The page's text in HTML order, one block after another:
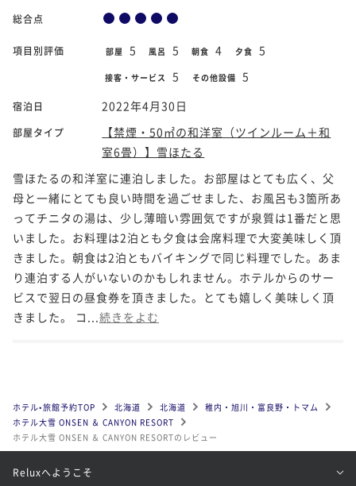
総合点
項目別評価 部屋 5 風呂 5 朝食 4 夕食 5
接客・サービス 5 その他設備 5
宿泊日 2022年4月30日
部屋タイプ
【禁煙・50㎡の和洋室（ツインルーム＋和
室6畳）】雪ほたる
雪ほたるの和洋室に連泊しました。お部屋はとても広く、父
母と一緒にとても良い時間を過ごせました、お風呂も3箇所あ
ってチニタの湯は、少し薄暗い雰囲気ですが泉質は1番だと思
いました。お料理は2泊とも夕食は会席料理で大変美味しく頂
きました。朝食は2泊ともバイキングで同じ料理でした。あま
り連泊する人がいないのかもしれません。ホテルからのサー
ビスで翌日の昼食券を頂きました。とても嬉しく美味しく頂
きました。 コ... 続きをよむ
ホテル•旅館予約TOP 北海道 北海道
稚内・旭川・富良野・トマム
ホテル大雪 ONSEN ＆ CANYON RESORT
ホテル大雪 ONSEN ＆ CANYON RESORTのレビュー
Reluxへようこそ